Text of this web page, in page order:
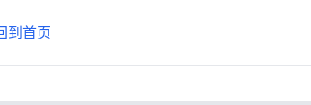
到首页